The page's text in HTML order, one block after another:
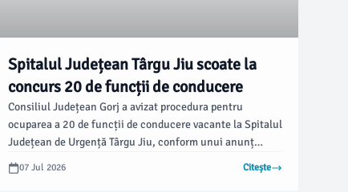
Spitalul Județean Târgu Jiu scoate la
concurs 20 de funcții de conducere
Consiliul Județean Gorj a avizat procedura pentru
ocuparea a 20 de funcții de conducere vacante la Spitalul
Județean de Urgență Târgu Jiu, conform unui anunț
recent. Această decizie va aduce schimbări semnificative
în structura de conducere a celei mai mari unități
07 Jul 2026 Citește